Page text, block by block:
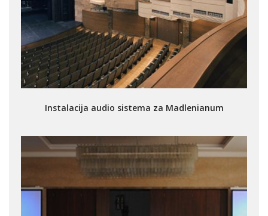
Instalacija audio sistema za Madlenianum